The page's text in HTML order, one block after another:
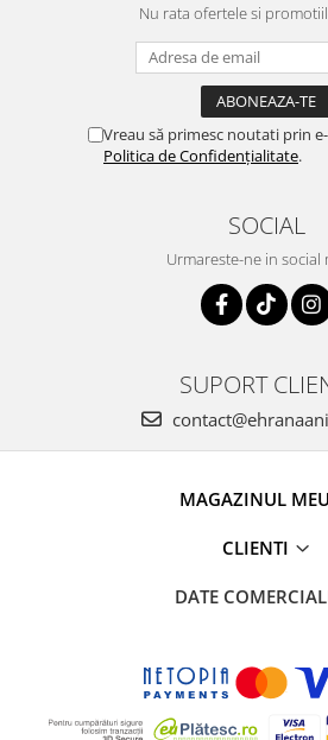
Nu rata ofertele si
Vreau să primesc noutati prin
Politica de Confidențialitate.
SOCIAL
Urmareste-ne in social
SUPORT
MAGAZINUL MEU
CLIENTI
DATE